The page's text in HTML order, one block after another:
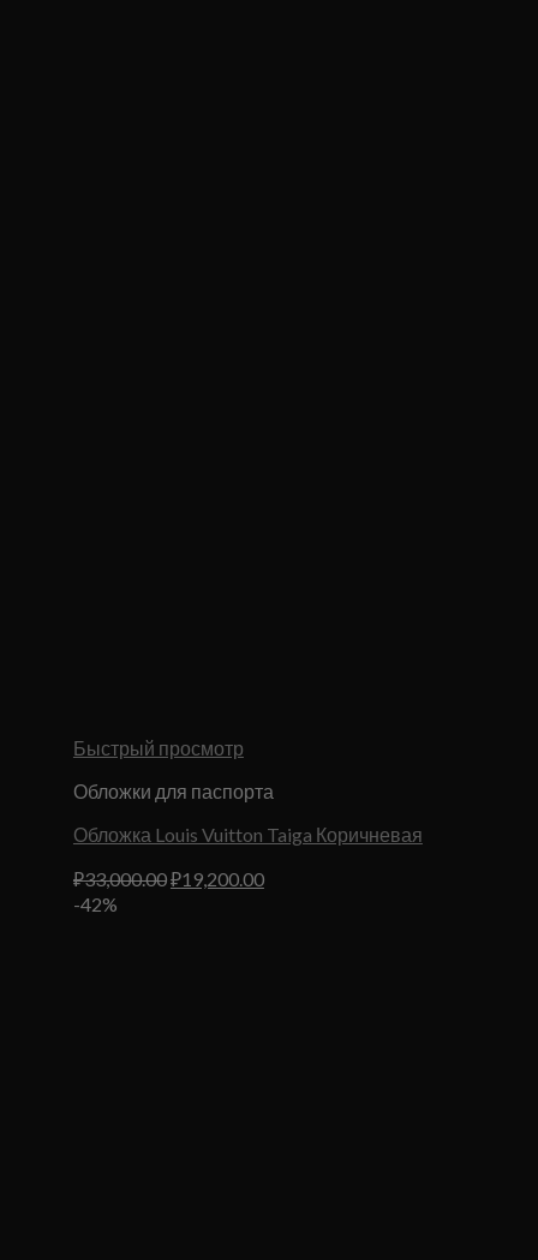
Быстрый просмотр
Обложки для паспорта
Обложка Louis Vuitton Taiga Коричневая
₽33,000.00Первоначальная
₽19,200.00Текущая
-42%